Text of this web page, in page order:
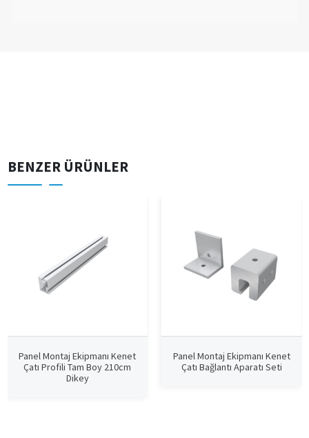
BENZER ÜRÜNLER
Panel Montaj Ekipmanı Kenet
Çatı Profili Tam Boy 210cm
Dikey
Panel Montaj Ekipmanı Kenet
Çatı Bağlantı Aparatı Seti